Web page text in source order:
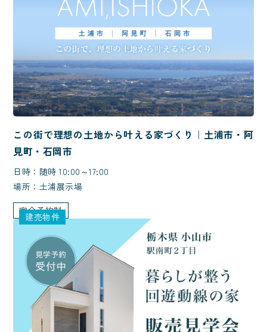
この街で理想の土地から叶える家づくり｜土浦市・阿
見町・石岡市
日時：随時 10:00～17:00
場所：土浦展示場
完全予約制
建売物件